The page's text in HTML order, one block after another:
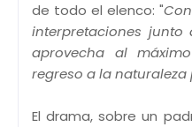
de todo el elenco: "
interpretaciones
aprovecha al
regreso a la
El drama, sobre un